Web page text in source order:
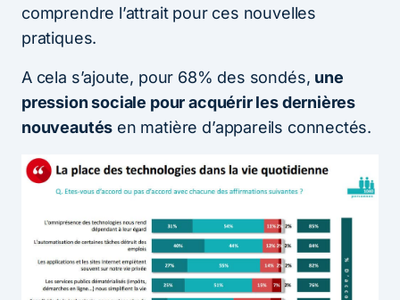
comprendre l’attrait pour ces nouvelles
pratiques.
A cela s’ajoute, pour 68% des sondés, une
pression sociale pour acquérir les dernières
nouveautés en matière d’appareils connectés.